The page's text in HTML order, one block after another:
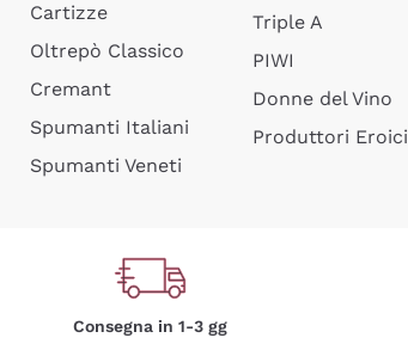
Cartizze
Oltrepò Classico
Cremant
Spumanti Italiani
Spumanti Veneti
Triple A
PIWI
Donne del Vino
Produttori Eroici
Consegna in 1-3 gg